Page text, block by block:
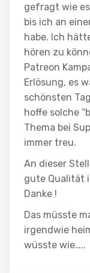
gefragt wie
bis ich an
habe. Ich
hören zu
Patreon
Erlösung, es
schönsten
hoffe solche
Thema bei
immer treu.
An dieser
gute Qualität
Danke !
Das müsste
irgendwie
wüsste wie…..